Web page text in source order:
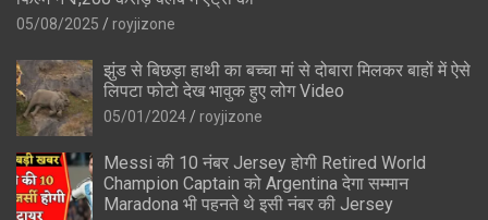
05/08/2025 royjizone
झुंड से बिछड़ा हाथी का बच्चा मां से दोबारा मिलकर बाहों में ऐसे
लिपटा फोटो देख भावुक हुए लोग Video
05/01/2024 royjizone
Messi की 10 नंबर Jersey होगी Retired World
Champion Captain को Argentina देगा सम्मान
Maradona भी पहनते थे इसी नंबर की Jersey